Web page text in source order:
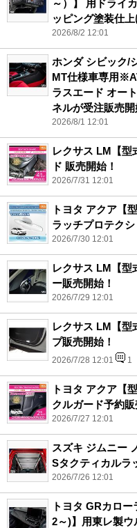
～）】 用ドライ
ッピング塗装仕上
2026/8/2 12:01
ホンダ シビック/
MT仕様車専用
ラスエード オー
ネルが受注販売開
2026/8/1 12:01
レクサス LM【型
ド 販売開始！
2026/7/31 12:01
トヨタ アクア【
ラッチプロテク
2026/7/30 12:01
レクサス LM【型
ー販売開始！
2026/7/29 12:01
レクサス LM【型
プ販売開始！
2026/7/28 12:01 1
トヨタ アクア【
クルガード予約
2026/7/27 12:01
スズキ ジムニー
Sタクティカルラ
2026/7/26 12:01
トヨタ GRカロ
2～)】用東レ製ウ